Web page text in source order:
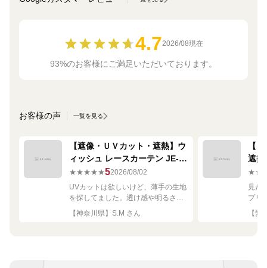
4.72026/08現在
93%のお客様にご満足いただいております。
お客様の声 一覧を見る
【遮像・ＵＶカット・遮熱】ウ
ィッシュ レースカーテン JE-
67249R シルバー
★★★★★52026/08/02
UVカットは欲しいけど、薄手の生地
を探してました。透け感や明るさも
ちょうど良く思った通りで満足で
す。
【神奈川県】S.M さん
【
遮熱
ー
見た
プリ
れい
【愛